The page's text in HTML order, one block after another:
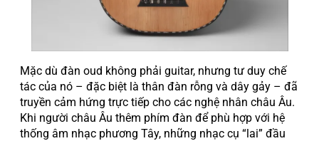
Mặc dù đàn oud không phải guitar, nhưng tư duy chế
tác của nó – đặc biệt là thân đàn rỗng và dây gảy – đã
truyền cảm hứng trực tiếp cho các nghệ nhân châu Âu.
Khi người châu Âu thêm phím đàn để phù hợp với hệ
thống âm nhạc phương Tây, những nhạc cụ “lai” đầu